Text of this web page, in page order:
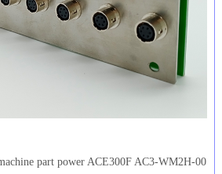
part power ACE300F AC3-WM2H-00